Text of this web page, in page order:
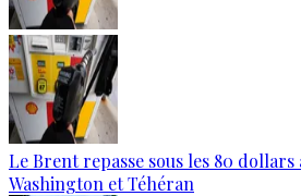
Le Brent repasse sous les 80
Washington et Téhéran